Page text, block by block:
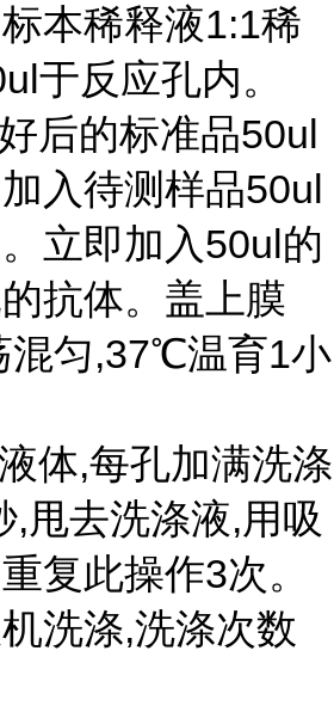
本稀释液1:1稀
于反应孔内。
后的标准品50ul
入待测样品50ul
立即加入50ul的
抗体。盖上膜
混匀,37℃温育1小
体,每孔加满洗涤
,甩去洗涤液,用吸
复此操作3次。
洗涤,洗涤次数